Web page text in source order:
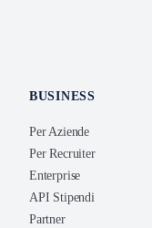
BUSINESS
Per Aziende
Per Recruiter
Enterprise
API Stipendi
Partner